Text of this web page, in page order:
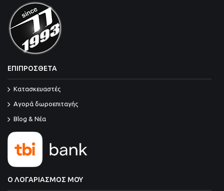
ΕΠΙΠΡΟΣΘΕΤΑ
Κατασκευαστές
Αγορά δωροεπιταγής
Blog & Νέα
Ο ΛΟΓΑΡΙΑΣΜΟΣ ΜΟΥ